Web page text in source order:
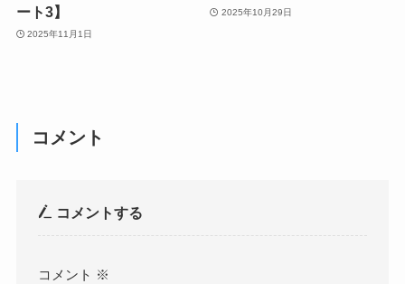
ート3】
2025年11月1日
2025年10月29日
コメント
コメントする
コメント ※